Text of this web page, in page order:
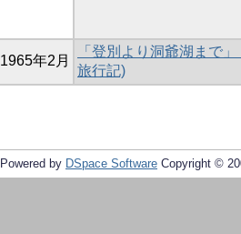
1965年2月
「登別より洞爺湖まで
旅行記)
Powered by DSpace Software Copyright ©